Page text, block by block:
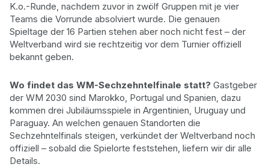
K.o.-Runde, nachdem zuvor in zwölf Gruppen mit je vier
Teams die Vorrunde absolviert wurde. Die genauen
Spieltage der 16 Partien stehen aber noch nicht fest – der
Weltverband wird sie rechtzeitig vor dem Turnier offiziell
bekannt geben.
Wo findet das WM-Sechzehntelfinale statt? Gastgeber
der WM 2030 sind Marokko, Portugal und Spanien, dazu
kommen drei Jubiläumsspiele in Argentinien, Uruguay und
Paraguay. An welchen genauen Standorten die
Sechzehntelfinals steigen, verkündet der Weltverband noch
offiziell – sobald die Spielorte feststehen, liefern wir dir alle
Details.